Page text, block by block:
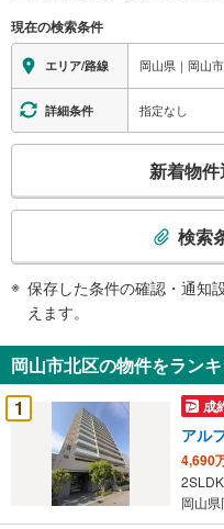
現在の検索条件
エリア/路線 岡山県｜岡山
詳細条件 指定なし
検
知
を
受
け
新着物
検索
保存した条件の確認・通知
えます。
岡山市北区の物件をラン
1
成
アル
4,690
岡山